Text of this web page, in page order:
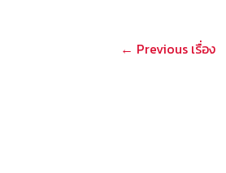
แนะแนว
← Previous เรื่อง